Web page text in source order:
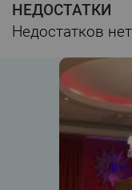
НЕДОСТАТКИ
Недостатков